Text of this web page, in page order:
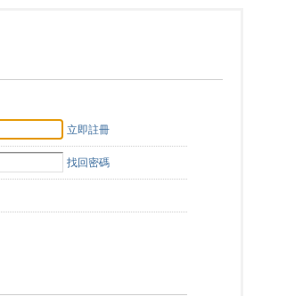
立即註冊
找回密碼